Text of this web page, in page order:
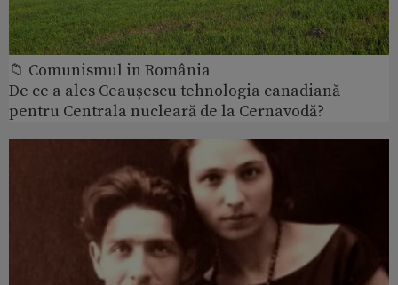
📁 Comunismul in România
De ce a ales Ceaușescu tehnologia canadiană
pentru Centrala nucleară de la Cernavodă?